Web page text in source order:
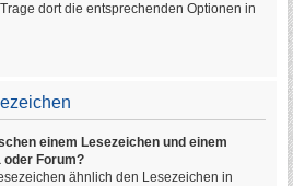
dort die entsprechenden Optionen in
einem Lesezeichen und einem
oder Forum?
ähnlich den Lesezeichen in